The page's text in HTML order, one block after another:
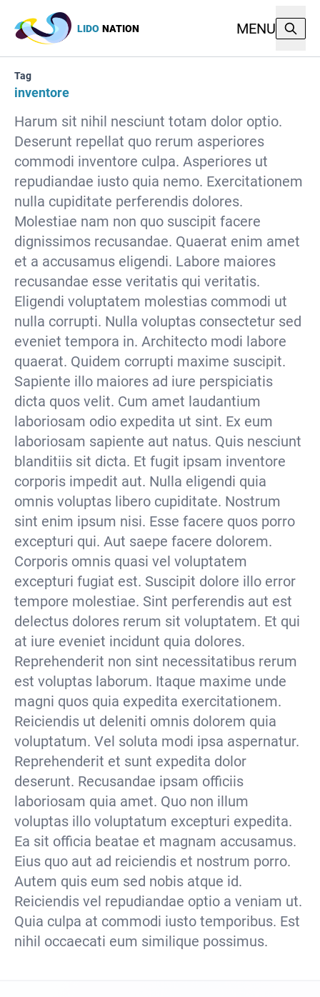
LIDO NATION MENU
Tag
inventore
Harum sit nihil nesciunt totam dolor optio.
Deserunt repellat quo rerum asperiores
commodi inventore culpa. Asperiores ut
repudiandae iusto quia nemo. Exercitationem
nulla cupiditate perferendis dolores.
Molestiae nam non quo suscipit facere
dignissimos recusandae. Quaerat enim amet
et a accusamus eligendi. Labore maiores
recusandae esse veritatis qui veritatis.
Eligendi voluptatem molestias commodi ut
nulla corrupti. Nulla voluptas consectetur sed
eveniet tempora in. Architecto modi labore
quaerat. Quidem corrupti maxime suscipit.
Sapiente illo maiores ad iure perspiciatis
dicta quos velit. Cum amet laudantium
laboriosam odio expedita ut sint. Ex eum
laboriosam sapiente aut natus. Quis nesciunt
blanditiis sit dicta. Et fugit ipsam inventore
corporis impedit aut. Nulla eligendi quia
omnis voluptas libero cupiditate. Nostrum
sint enim ipsum nisi. Esse facere quos porro
excepturi qui. Aut saepe facere dolorem.
Corporis omnis quasi vel voluptatem
excepturi fugiat est. Suscipit dolore illo error
tempore molestiae. Sint perferendis aut est
delectus dolores rerum sit voluptatem. Et qui
at iure eveniet incidunt quia dolores.
Reprehenderit non sint necessitatibus rerum
est voluptas laborum. Itaque maxime unde
magni quos quia expedita exercitationem.
Reiciendis ut deleniti omnis dolorem quia
voluptatum. Vel soluta modi ipsa aspernatur.
Reprehenderit et sunt expedita dolor
deserunt. Recusandae ipsam officiis
laboriosam quia amet. Quo non illum
voluptas illo voluptatum excepturi expedita.
Ea sit officia beatae et magnam accusamus.
Eius quo aut ad reiciendis et nostrum porro.
Autem quis eum sed nobis atque id.
Reiciendis vel repudiandae optio a veniam ut.
Quia culpa at commodi iusto temporibus. Est
nihil occaecati eum similique possimus.